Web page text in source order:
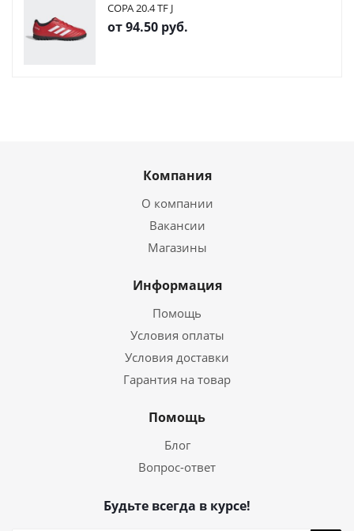
COPA 20.4 TF J
от94.50 руб.
Компания
О компании
Вакансии
Магазины
Информация
Помощь
Условия оплаты
Условия доставки
Гарантия на товар
Помощь
Блог
Вопрос-ответ
Будьте всегда в курсе!